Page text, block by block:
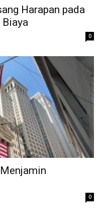
Harapan pada
Biaya
0
0